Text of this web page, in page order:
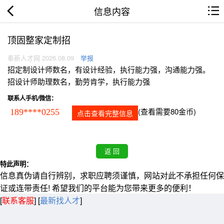
信息内容
顶固整家定制招
奉新人才网 2026.08.09 举报
招定制设计师数名，有设计经验，执行能力强，沟通能力强。
招设计师助理数名，勤劳肯学，执行能力强
联系人手机/微信：
189****0255 点击查看完整信息 (查看需要80金币)
特此声明：
信息真伪请自行辨别，求职应聘须谨慎，网站对此不承担任何保
证或连带责任! 希望我们的平台能为您带来更多的便利！
[联系客服] [最新找人才]